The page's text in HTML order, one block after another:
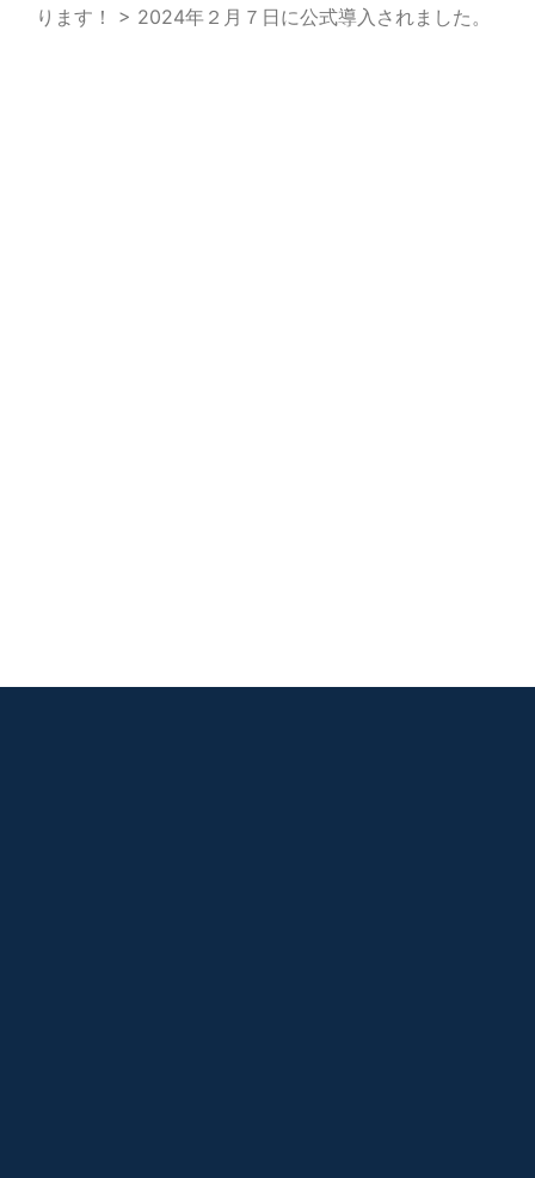
ります！ > 2024年２月７日に公式導入されました。